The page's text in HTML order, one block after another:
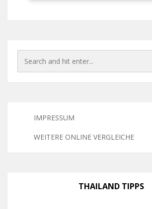
IMPRESSUM
WEITERE ONLINE VERGLEICHE
THAILAND TIPPS